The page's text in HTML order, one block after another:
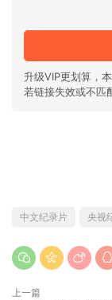
升级VIP更划算，
若链接失效或不匹
中文纪录片 央视
上一篇